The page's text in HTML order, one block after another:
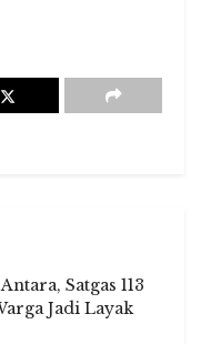
Satgas 113
Jadi Layak